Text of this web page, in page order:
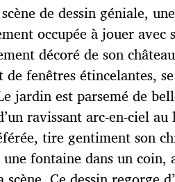
de dessin géniale,
occupée à jouer
décoré de son
fenêtres étincelantes,
jardin est parsemé de
ravissant arc-en-ciel
tire gentiment son
fontaine dans un coin,